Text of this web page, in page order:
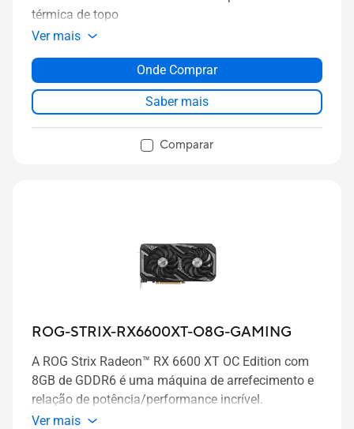
térmica de topo
Ver mais
Onde Comprar
Saber mais
Comparar
ROG-STRIX-RX6600XT-O8G-GAMING
A ROG Strix Radeon™ RX 6600 XT OC Edition com
8GB de GDDR6 é uma máquina de arrefecimento e
relação de potência/performance incrível.
Ver mais